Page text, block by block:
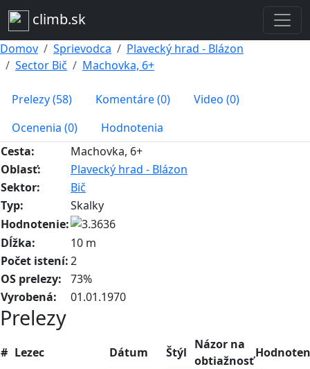
climb.sk
Domov Sprievodca
Plavecký hrad - Blázon
Sector Bič
Machovka, 6+
Prelezy (58) Komentáre (0)
Video (0)
Ocenenia (0)
Hodnotenia
Cesta:
Machovka, 6+
Oblasť:
Plavecký hrad - Blázon
Sektor:
Bič
Typ:
Skalky
Hodnotenie:
Dĺžka:
10 m
Počet istení:2
OS prelezy:
73%
Vyrobená:
01.01.1970
Prelezy
# Lezec Dátum Štýl
Názor na
obtiažnosť